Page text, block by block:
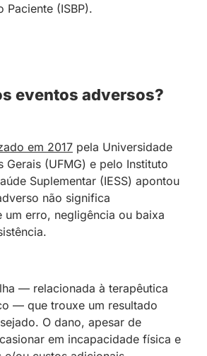
Paciente (ISBP).
eventos adversos?
em 2017 pela Universidade
Gerais (UFMG) e pelo Instituto
Suplementar (IESS) apontou
não significa
um erro, negligência ou baixa
— relacionada à terapêutica
— que trouxe um resultado
O dano, apesar de
em incapacidade física e